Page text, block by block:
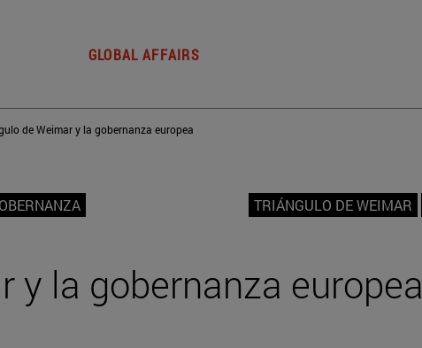
GLOBAL AFFAIRS
de Weimar y la gobernanza europea
TRIÁNGULO DE WEIMAR
y la gobernanza europea